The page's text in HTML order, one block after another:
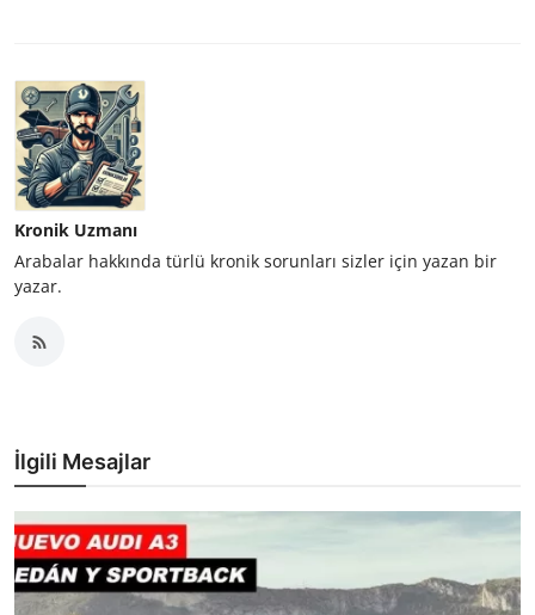
Kronik Uzmanı
Arabalar hakkında türlü kronik sorunları sizler için yazan bir
yazar.
İlgili Mesajlar